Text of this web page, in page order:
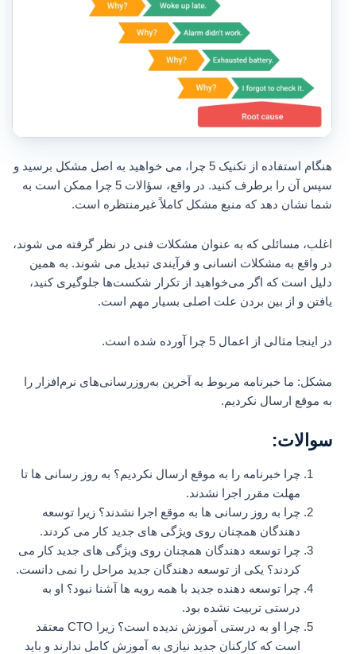
هنگام استفاده از تکنیک 5 چرا، می خواهید به اصل مشکل برسید و
سپس آن را برطرف کنید. در واقع، سؤالات 5 چرا ممکن است به
شما نشان دهد که منبع مشکل کاملاً غیرمنتظره است.
اغلب، مسائلی که به عنوان مشکلات فنی در نظر گرفته می شوند،
در واقع به مشکلات انسانی و فرآیندی تبدیل می شوند. به همین
دلیل است که اگر می‌خواهید از تکرار شکست‌ها جلوگیری کنید،
یافتن و از بین بردن علت اصلی بسیار مهم است.
در اینجا مثالی از اعمال 5 چرا آورده شده است.
مشکل: ما خبرنامه مربوط به آخرین به‌روزرسانی‌های نرم‌افزار را
به موقع ارسال نکردیم.
سوالات:
چرا خبرنامه را به موقع ارسال نکردیم؟ به روز رسانی ها تا
مهلت مقرر اجرا نشدند.
چرا به روز رسانی ها به موقع اجرا نشدند؟ زیرا توسعه
دهندگان همچنان روی ویژگی های جدید کار می کردند.
چرا توسعه دهندگان همچنان روی ویژگی های جدید کار می
کردند؟ یکی از توسعه دهندگان جدید مراحل را نمی دانست.
چرا توسعه دهنده جدید با همه رویه ها آشنا نبود؟ او به
درستی تربیت نشده بود.
چرا او به درستی آموزش ندیده است؟ زیرا CTO معتقد
است که کارکنان جدید نیازی به آموزش کامل ندارند و باید